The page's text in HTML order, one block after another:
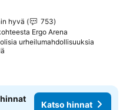
suosikkeihin
hyvä
753
Ergo Arena
urheilumahdollisuuksia
Katso hinnat